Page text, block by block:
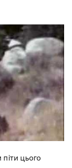
цього